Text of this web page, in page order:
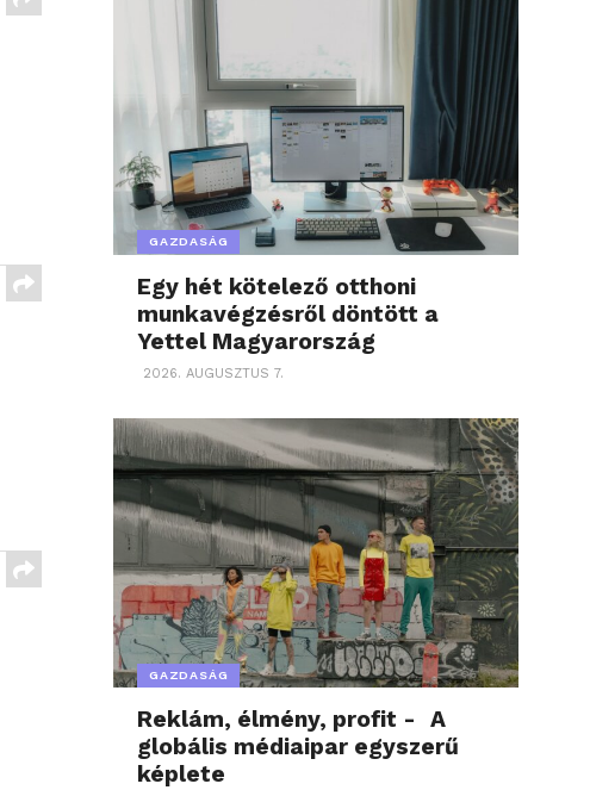
GAZDASÁG
Egy hét kötelező otthoni
munkavégzésről döntött a
Yettel Magyarország
2026. AUGUSZTUS 7.
GAZDASÁG
Reklám, élmény, profit - A
globális médiaipar egyszerű
képlete